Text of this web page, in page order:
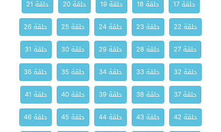
حلقة 17
حلقة 18 حلقة 19 حلقة 20
حلقة 21
حلقة 22
حلقة 23 حلقة 24 حلقة 25
حلقة 26
حلقة 27
حلقة 28 حلقة 29 حلقة 30
حلقة 31
حلقة 32
حلقة 33 حلقة 34 حلقة 35
حلقة 36
حلقة 37
حلقة 38 حلقة 39 حلقة 40
حلقة 41
حلقة 42
حلقة 43 حلقة 44 حلقة 45
حلقة 46